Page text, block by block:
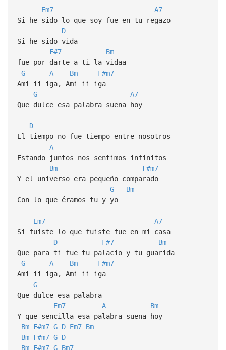
Em7
A7
Si he sido lo que soy fue en tu regazo
D
Si he sido vida
F#7
Bm
fue por darte a ti la vidaa
G
A Bm
F#m7
Ami ii iga, Ami ii iga
G
A7
Que dulce esa palabra suena hoy
D
El tiempo no fue tiempo entre nosotros
A
Estando juntos nos sentimos infinitos
Bm
F#m7
Y el universo era pequeño comparado
G
Bm
Con lo que éramos tu y yo
Em7
A7
Si fuiste lo que fuiste fue en mi casa
D
F#7
Bm
Que para ti fue tu palacio y tu guarida
G
A Bm
F#m7
Ami ii iga, Ami ii iga
G
Que dulce esa palabra
Em7
A
Bm
Y que sencilla esa palabra suena hoy
Bm F#m7 G D Em7 Bm
Bm F#m7 G D
Bm F#m7 G Bm7